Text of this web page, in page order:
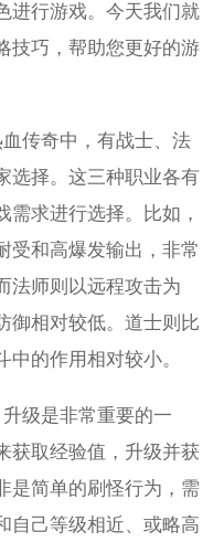
进行游戏。今天我们就
技巧，帮助您更好的游
传奇中，有战士、法
选择。这三种职业各有
求进行选择。比如，
受和高爆发输出，非常
法师则以远程攻击为
御相对较低。道士则比
的作用相对较小。
级是非常重要的一
获取经验值，升级并获
是简单的刷怪行为，需
自己等级相近、或略高